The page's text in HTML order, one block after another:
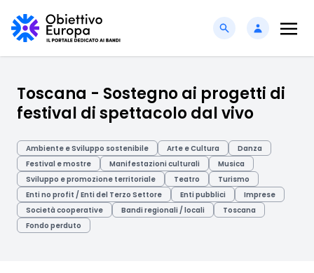
Toscana - Sostegno ai progetti di
festival di spettacolo dal vivo
Ambiente e Sviluppo sostenibile Arte e Cultura
Danza
Festival e mostre
Manifestazioni culturali
Musica
Sviluppo e promozione territoriale
Teatro
Turismo
Enti no profit / Enti del Terzo Settore
Enti pubblici
Imprese
Società cooperative
Bandi regionali / locali
Toscana
Fondo perduto